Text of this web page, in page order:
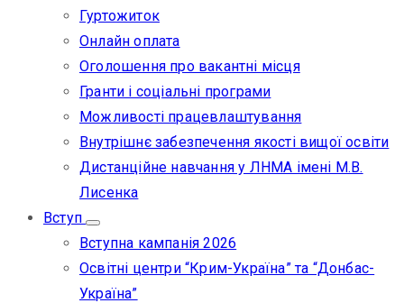
Гуртожиток
Онлайн оплата
Оголошення про вакантні місця
Гранти і соціальні програми
Можливості працевлаштування
Внутрішнє забезпечення якості вищої освіти
Дистанційне навчання у ЛНМА імені М.В.
Лисенка
Вступ
Вступна кампанія 2026
Освітні центри “Крим-Україна” та “Донбас-
Україна”